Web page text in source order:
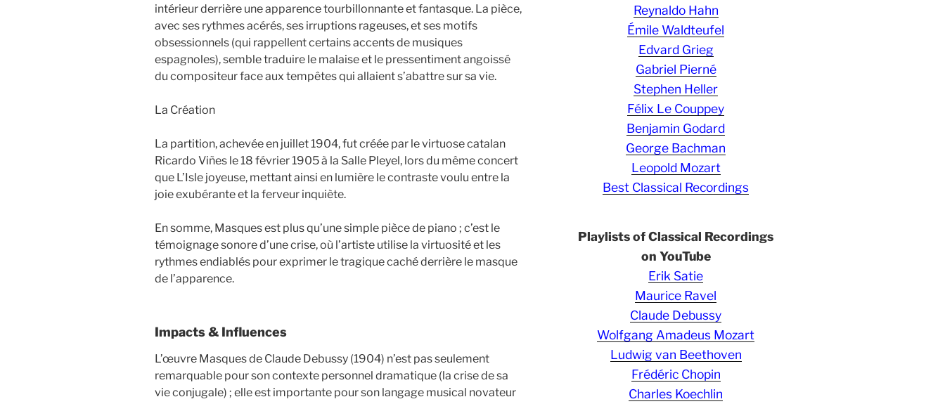
intérieur derrière une apparence tourbillonnante et fantasque. La pièce,
avec ses rythmes acérés, ses irruptions rageuses, et ses motifs
obsessionnels (qui rappellent certains accents de musiques
espagnoles), semble traduire le malaise et le pressentiment angoissé
du compositeur face aux tempêtes qui allaient s’abattre sur sa vie.
La Création
La partition, achevée en juillet 1904, fut créée par le virtuose catalan
Ricardo Viñes le 18 février 1905 à la Salle Pleyel, lors du même concert
que L’Isle joyeuse, mettant ainsi en lumière le contraste voulu entre la
joie exubérante et la ferveur inquiète.
En somme, Masques est plus qu’une simple pièce de piano ; c’est le
témoignage sonore d’une crise, où l’artiste utilise la virtuosité et les
rythmes endiablés pour exprimer le tragique caché derrière le masque
de l’apparence.
Impacts & Influences
L’œuvre Masques de Claude Debussy (1904) n’est pas seulement
remarquable pour son contexte personnel dramatique (la crise de sa
vie conjugale) ; elle est importante pour son langage musical novateur
Reynaldo Hahn
Émile Waldteufel
Edvard Grieg
Gabriel Pierné
Stephen Heller
Félix Le Couppey
Benjamin Godard
George Bachman
Leopold Mozart
Best Classical Recordings
Playlists of Classical Recordings
on YouTube
Erik Satie
Maurice Ravel
Claude Debussy
Wolfgang Amadeus Mozart
Ludwig van Beethoven
Frédéric Chopin
Charles Koechlin